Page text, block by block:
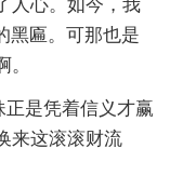
人心。如今，我
黑匾。可那也是
是凭着信义才赢
来这滚滚财流